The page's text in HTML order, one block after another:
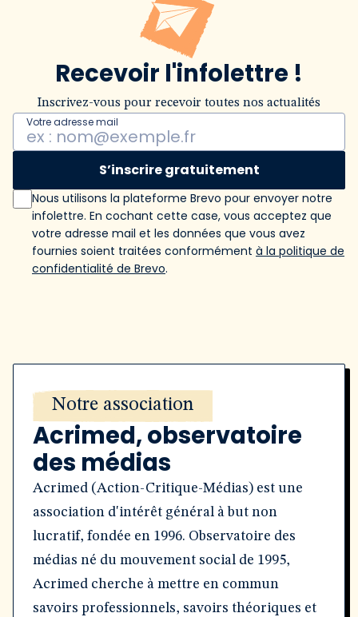
Recevoir l'infolettre !
Inscrivez-vous pour recevoir toutes nos actualités
Votre adresse mail
S’inscrire gratuitement
Nous utilisons la plateforme Brevo pour envoyer notre
infolettre. En cochant cette case, vous acceptez que
votre adresse mail et les données que vous avez
fournies soient traitées conformément à la politique de
confidentialité de Brevo.
Notre association
Acrimed, observatoire
des médias
Acrimed (Action-Critique-Médias) est une
association d'intérêt général à but non
lucratif, fondée en 1996. Observatoire des
médias né du mouvement social de 1995,
Acrimed cherche à mettre en commun
savoirs professionnels, savoirs théoriques et